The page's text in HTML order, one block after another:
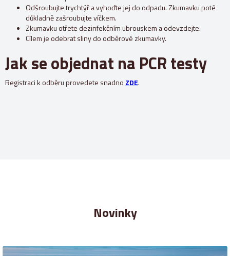
Odšroubujte trychtýř a vyhoďte jej do odpadu. Zkumavku poté
důkladně zašroubujte víčkem.
Zkumavku otřete dezinfekčním ubrouskem a odevzdejte.
Cílem je odebrat sliny do odběrové zkumavky.
Jak se objednat na PCR testy
Registraci k odběru provedete snadno ZDE.
Novinky